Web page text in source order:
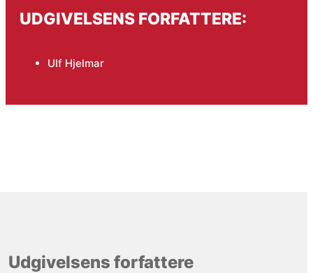
UDGIVELSENS FORFATTERE:
Ulf Hjelmar
Udgivelsens forfattere